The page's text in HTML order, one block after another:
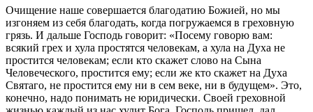
Очищение наше совершается благодатию Божией, но мы
изгоняем из себя благодать, когда погружаемся в греховную
грязь. И дальше Господь говорит: «Посему говорю вам:
всякий грех и хула простятся человекам, а хула на Духа не
простится человекам; если кто скажет слово на Сына
Человеческого, простится ему; если же кто скажет на Духа
Святаго, не простится ему ни в сем веке, ни в будущем». Это,
конечно, надо понимать не юридически. Своей греховной